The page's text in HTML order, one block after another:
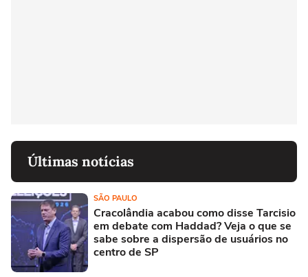
Últimas notícias
SÃO PAULO
Cracolândia acabou como disse Tarcisio
em debate com Haddad? Veja o que se
sabe sobre a dispersão de usuários no
centro de SP